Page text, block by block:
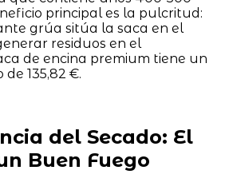
principal es la pulcritud:
grúa sitúa la saca en el
residuos en el
de encina premium tiene un
135,82 €.
del Secado: El
Buen Fuego